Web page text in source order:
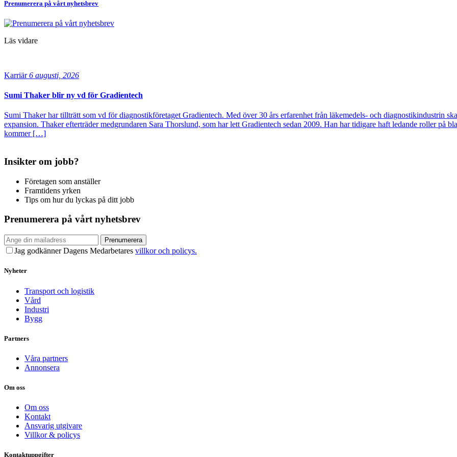
Prenumerera på vårt nyhetsbrev
Läs vidare
Karriär 6 augusti, 2026
Sumi Thaker blir ny vd för Gradientech
Sumi Thaker har tillträtt som vd för diagnostikföretaget Gradientech. Med över 30 års erfarenhet från läkemedels- och diagnostikindustrin
expansion. Thaker efterträder medgrundaren Sara Thorslund, som har lett Gradientech sedan 2009. Han har tidigare haft ledande roller på
kommer […]
Insikter om jobb?
Företagen som anställer
Framtidens yrken
Tips om hur du lyckas på ditt jobb
Prenumerera på vårt nyhetsbrev
Prenumerera
Jag godkänner Dagens Medarbetares villkor och policys.
Nyheter
Transport och logistik
Vård
Industri
Bygg
Partners
Våra partners
Annonsera
Om oss
Om oss
Kontakt
Ansvarig utgivare
Villkor & policys
Kontaktuppgifter